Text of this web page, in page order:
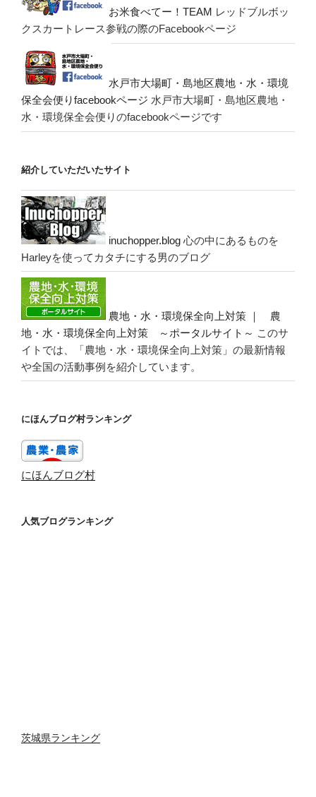
お米食べてー！TEAM レッドブルボッ
クスカートレース参戦の際のFacebookページ
水戸市大場町・島地区農地・水・環境
保全会便りfacebookページ 水戸市大場町・島地区農地・
水・環境保全会便りのfacebookページです
紹介していただいたサイト
inuchopper.blog 心の中にあるものを
Harleyを使ってカタチにする男のブログ
農地・水・環境保全向上対策 ｜ 農
地・水・環境保全向上対策 ～ポータルサイト～ このサ
イトでは、「農地・水・環境保全向上対策」の最新情報
や全国の活動事例を紹介しています。
にほんブログ村ランキング
にほんブログ村
人気ブログランキング